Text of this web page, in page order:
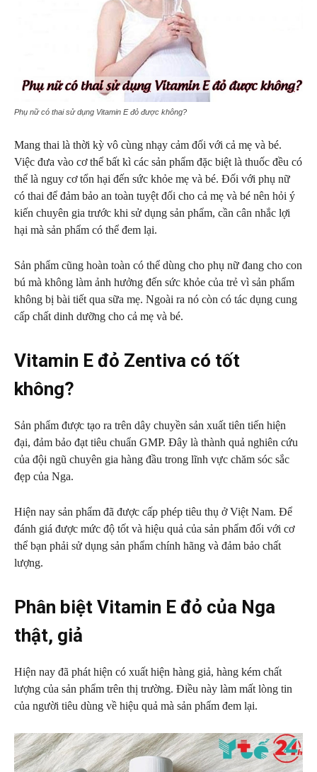
Phụ nữ có thai sử dụng Vitamin E đỏ được không?
Mang thai là thời kỳ vô cùng nhạy cảm đối với cả mẹ và bé.
Việc đưa vào cơ thể bất kì các sản phẩm đặc biệt là thuốc đều có
thể là nguy cơ tổn hại đến sức khỏe mẹ và bé. Đối với phụ nữ
có thai để đảm bảo an toàn tuyệt đối cho cả mẹ và bé nên hỏi ý
kiến chuyên gia trước khi sử dụng sản phẩm, cần cân nhắc lợi
hại mà sản phẩm có thể đem lại.
Sản phẩm cũng hoàn toàn có thể dùng cho phụ nữ đang cho con
bú mà không làm ảnh hưởng đến sức khỏe của trẻ vì sản phẩm
không bị bài tiết qua sữa mẹ. Ngoài ra nó còn có tác dụng cung
cấp chất dinh dưỡng cho cả mẹ và bé.
Vitamin E đỏ Zentiva có tốt
không?
Sản phẩm được tạo ra trên dây chuyền sản xuất tiên tiến hiện
đại, đảm bảo đạt tiêu chuẩn GMP. Đây là thành quả nghiên cứu
của đội ngũ chuyên gia hàng đầu trong lĩnh vực chăm sóc sắc
đẹp của Nga.
Hiện nay sản phẩm đã được cấp phép tiêu thụ ở Việt Nam. Để
đánh giá được mức độ tốt và hiệu quả của sản phẩm đối với cơ
thể bạn phải sử dụng sản phẩm chính hãng và đảm bảo chất
lượng.
Phân biệt Vitamin E đỏ của Nga
thật, giả
Hiện nay đã phát hiện có xuất hiện hàng giả, hàng kém chất
lượng của sản phẩm trên thị trường. Điều này làm mất lòng tin
của người tiêu dùng về hiệu quả mà sản phẩm đem lại.